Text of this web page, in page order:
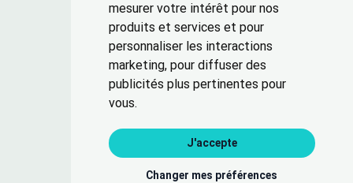
mesurer votre intérêt pour nos
produits et services et pour
personnaliser les interactions
marketing, pour diffuser des
publicités plus pertinentes pour
vous.
J'accepte
Changer mes préférences